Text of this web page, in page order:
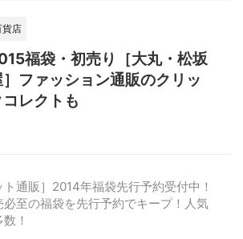
貨店
福袋・初売り［大丸・松坂
］ファッション通販のクリッ
コレクトも
ト通販］2014年福袋先行予約受付中！
至の福袋を先行予約でキープ！人気
！